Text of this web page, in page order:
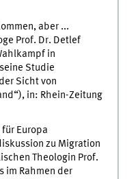
aber ...
Prof. Dr. Detlef
in
Studie
Sicht von
in: Rhein-Zeitung
Europa
zu Migration
Theologin Prof.
im Rahmen der